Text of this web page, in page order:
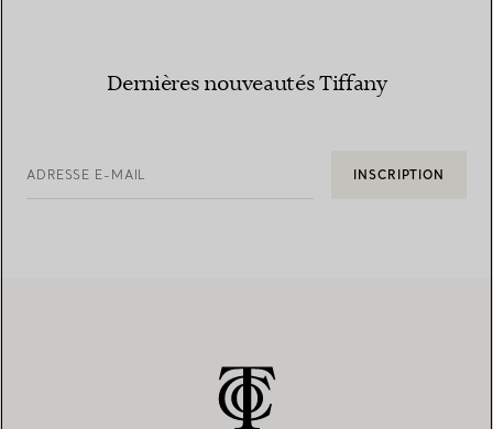
Dernières nouveautés Tiffany
ADRESSE E-MAIL INSCRIPTION